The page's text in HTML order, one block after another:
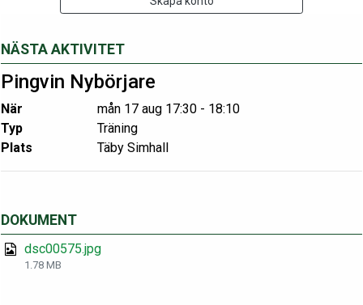
NÄSTA AKTIVITET
Pingvin Nybörjare
När
mån 17 aug 17:30 - 18:10
Typ
Träning
Plats
Täby Simhall
DOKUMENT
dsc00575.jpg
1.78 MB